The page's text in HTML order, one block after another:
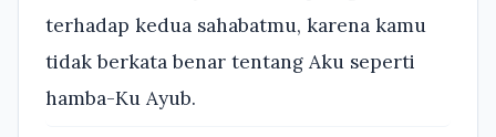
terhadap kedua sahabatmu, karena kamu
tidak berkata benar tentang Aku seperti
hamba-Ku Ayub.